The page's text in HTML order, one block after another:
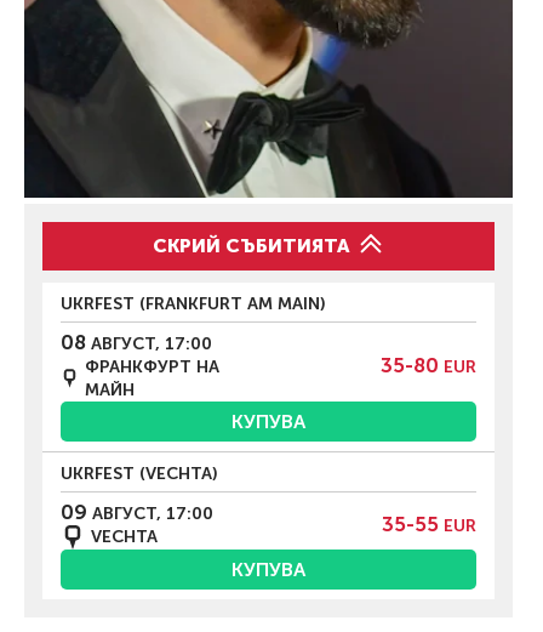
СКРИЙ СЪБИТИЯТА
UKRFEST (FRANKFURT AM MAIN)
08 АВГУСТ, 17:00
ФРАНКФУРТ НА
МАЙН
35-80 EUR
КУПУВА
UKRFEST (VECHTA)
09 АВГУСТ, 17:00
VECHTA
35-55 EUR
КУПУВА